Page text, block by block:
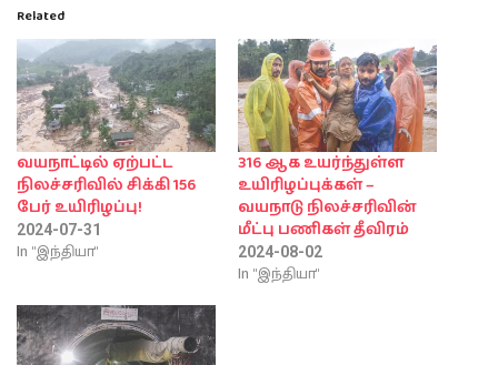
Related
வயநாட்டில் ஏற்பட்ட
நிலச்சரிவில் சிக்கி 156
பேர் உயிரிழப்பு!
2024-07-31
In "இந்தியா"
316 ஆக உயர்ந்துள்ள
உயிரிழப்புக்கள் –
வயநாடு நிலச்சரிவின்
மீட்பு பணிகள் தீவிரம்
2024-08-02
In "இந்தியா"